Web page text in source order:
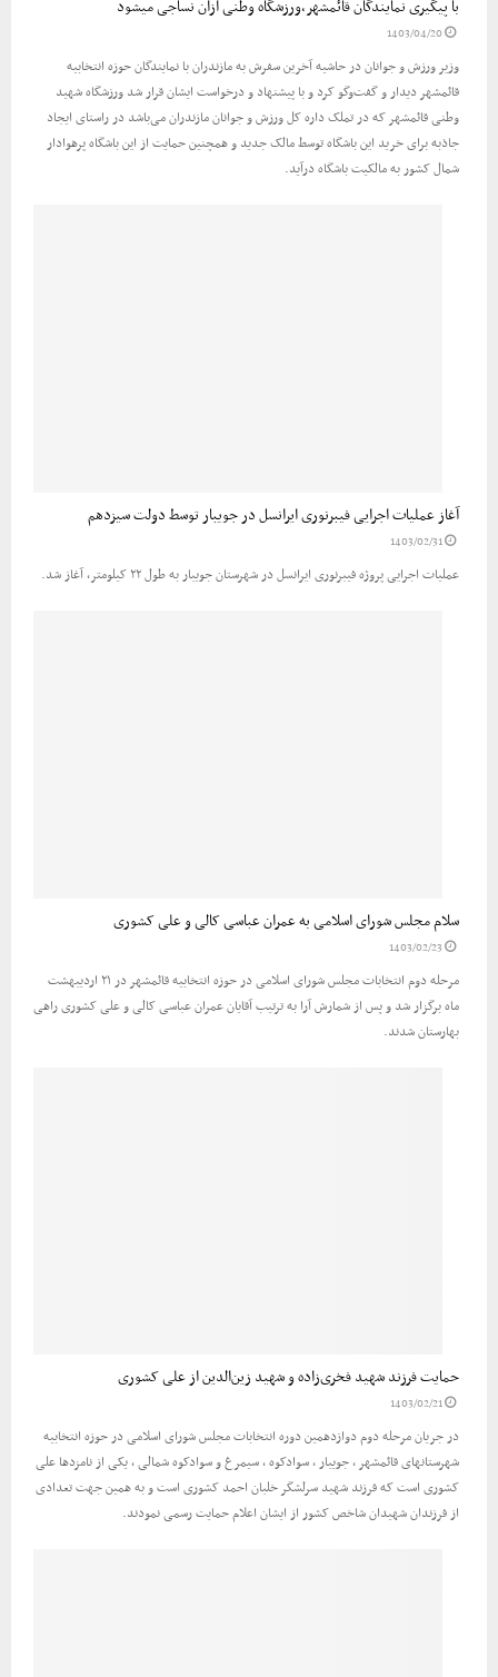
با پیگیری نمایندگان قائمشهر،ورزشگاه وطنی ازآن نساجی میشود
1403/04/20
وزیر ورزش و جوانان در حاشیه آخرین سفرش به مازندران با نمایندگان حوزه انتخابیه
قائمشهر دیدار و گفت‌وگو کرد و با پیشنهاد و درخواست ایشان قرار شد ورزشگاه شهید
وطنی قائمشهر که در تملک داره کل ورزش و جوانان مازندران می‌باشد در راستای ایجاد
جاذبه برای خرید این باشگاه توسط مالک جدید و همچنین حمایت از این باشگاه پرهوادار
شمال کشور به مالکیت باشگاه درآید.
آغاز عملیات اجرایی فیبرنوری ایرانسل در جویبار توسط دولت سیزدهم
1403/02/31
عملیات اجرایی پروژه فیبرنوری ایرانسل در شهرستان جویبار به طول ۲۲ کیلومتر، آغاز شد.
سلام مجلس شورای اسلامی به عمران عباسی کالی و علی کشوری
1403/02/23
مرحله دوم انتخابات مجلس شورای اسلامی در حوزه انتخابیه قائمشهر در ۲۱ اردیبهشت
ماه برگزار شد و پس از شمارش آرا به ترتیب آقایان عمران عباسی کالی و علی کشوری راهی
بهارستان شدند.
حمایت فرزند شهید فخری‌زاده و شهید زین‌الدین از علی کشوری
1403/02/21
در جریان مرحله دوم دوازدهمین دوره انتخابات مجلس شورای اسلامی در حوزه انتخابیه
شهرستانهای قائمشهر ، جویبار ، سوادکوه ، سیمرغ و سوادکوه شمالی ، یکی از نامزدها علی
کشوری است که فرزند شهید سرلشگر خلبان احمد کشوری است و به همین جهت تعدادی
از فرزندان شهیدان شاخص کشور از ایشان اعلام حمایت رسمی نمودند.